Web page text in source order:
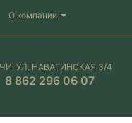
О компании
УЛ. НАВАГИНСКАЯ 3/4
8 862 296 06 07